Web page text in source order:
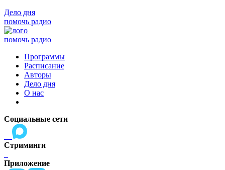
Дело дня
помочь радио
помочь радио
Программы
Расписание
Авторы
Дело дня
О нас
Социальные сети
Стриминги
Приложение